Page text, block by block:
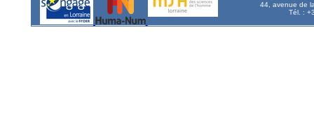
44, avenue de
Tél. :